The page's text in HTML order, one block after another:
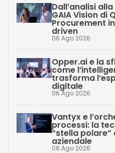
Dall’analisi
GAIA Vision di
Procurement
driven
06 Ago 2026
Opper.ai e la
come
trasforma
digitale
06 Ago 2026
Vantyx e
processi: la
“stella polare”
aziendale
06 Ago 2026